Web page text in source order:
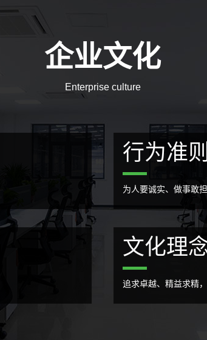
企业文化
Enterprise culture
行为准则
为人要诚实、做事敢
文化理
追求卓越、精益求精